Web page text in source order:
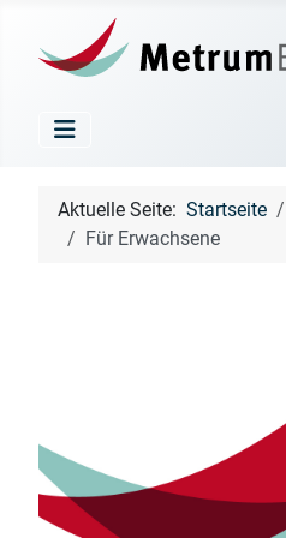
Aktuelle Seite: Startseite
Für Erwachsene